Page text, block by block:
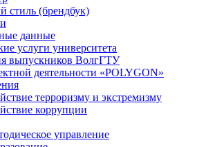
стиль (брендбук)
данные
услуги университета
выпускников ВолгГТУ
деятельности «POLYGON»
терроризму и экстремизму
коррупции
управление